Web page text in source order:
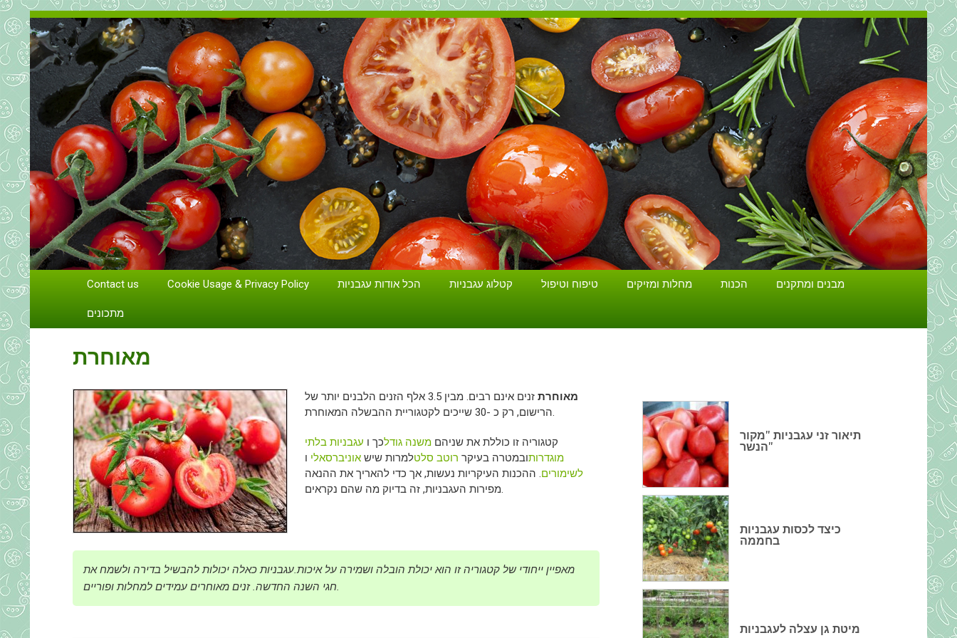
הכל על עגבניות. גידול עגבניות. זנים ושתילים. גידול וטיפול בעגבניות
Contact us Cookie Usage & Privacy Policy הכל אודות עגבניות קטלוג עגבניות טיפוח וטיפול מחלות ומזיקים הכנות מבנים ומתקנים
מתכונים
מאוחרת
מאוחרת
זנים אינם רבים. מבין 3.5 אלף הזנים הלבנים יותר של
הרישום, רק כ -30 שייכים לקטגוריית ההבשלה המאוחרת.
קטגוריה זו כוללת את שניהם משנה גודלכך ו עגבניות בלתי
מוגדרותובמטרה בעיקר רוטב סלטלמרות שיש אוניברסאלי ו
לשימורים. ההכנות העיקריות נעשות, אך כדי להאריך את ההנאה
מפירות העגבניות, זה בדיוק מה שהם נקראים.
מאפיין ייחודי של קטגוריה זו הוא יכולת הובלה ושמירה על איכות.עגבניות כאלה יכולות להבשיל בדירה ולשמח את
חגי השנה החדשה. זנים מאוחרים עמידים למחלות ופוריים.
תיאור זני עגבניות "מקור
הנשר"
כיצד לכסות עגבניות
בחממה
מיטת גן עצלה לעגבניות